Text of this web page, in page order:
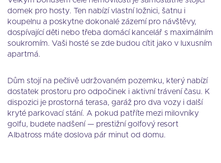
domek pro hosty. Ten nabízí vlastní ložnici, šatnu i
koupelnu a poskytne dokonalé zázemí pro návštěvy,
dospívající děti nebo třeba domácí kancelář s maximálním
soukromím. Vaši hosté se zde budou cítit jako v luxusním
apartmá.
Dům stojí na pečlivě udržovaném pozemku, který nabízí
dostatek prostoru pro odpočinek i aktivní trávení času. K
dispozici je prostorná terasa, garáž pro dva vozy i další
kryté parkovací stání. A pokud patříte mezi milovníky
golfu, budete nadšení — prestižní golfový resort
Albatross máte doslova pár minut od domu.